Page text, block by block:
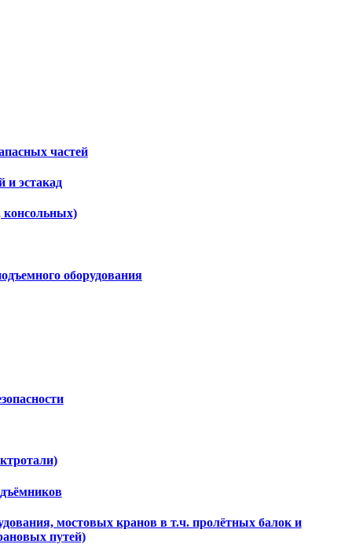
частей
и эстакад
консольных)
оборудования
мостовых кранов в т.ч. пролётных балок и
путей)